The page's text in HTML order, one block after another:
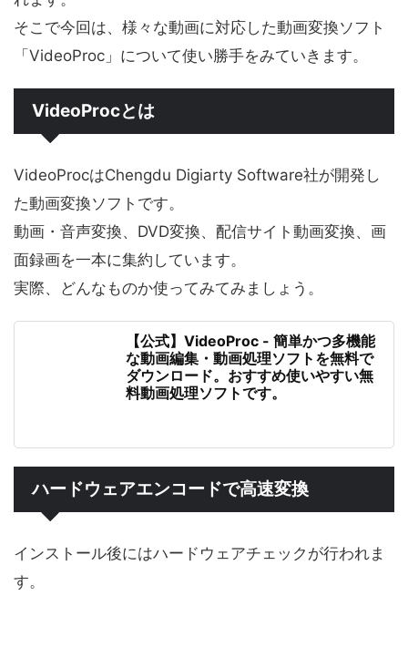
そこで今回は、様々な動画に対応した動画変換ソフト
「VideoProc」について使い勝手をみていきます。
VideoProcとは
VideoProcはChengdu Digiarty Software社が開発し
た動画変換ソフトです。
動画・音声変換、DVD変換、配信サイト動画変換、画
面録画を一本に集約しています。
実際、どんなものか使ってみてみましょう。
【公式】VideoProc - 簡単かつ多機能
な動画編集・動画処理ソフトを無料で
ダウンロード。おすすめ使いやすい無
料動画処理ソフトです。
ハードウェアエンコードで高速変換
インストール後にはハードウェアチェックが行われま
す。